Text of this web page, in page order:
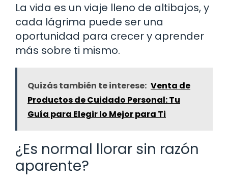
La vida es un viaje lleno de altibajos, y
cada lágrima puede ser una
oportunidad para crecer y aprender
más sobre ti mismo.
Quizás también te interese: Venta de
Productos de Cuidado Personal: Tu
Guía para Elegir lo Mejor para Ti
¿Es normal llorar sin razón
aparente?